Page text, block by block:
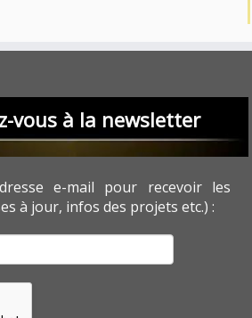
vous à la newsletter
e-mail pour recevoir les
à jour, infos des projets etc.) :